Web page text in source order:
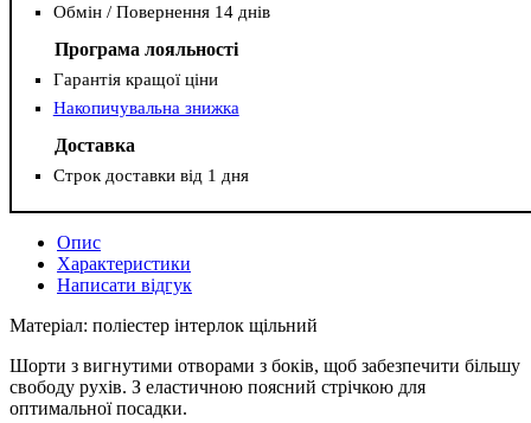
Обмін / Повернення 14 днів
Програма лояльності
Гарантія кращої ціни
Накопичувальна знижка
Доставка
Строк доставки від 1 дня
Опис
Характеристики
Написати відгук
Матеріал: поліестер інтерлок щільний
Шорти з вигнутими отворами з боків, щоб забезпечити більшу
свободу рухів. З еластичною поясний стрічкою для
оптимальної посадки.